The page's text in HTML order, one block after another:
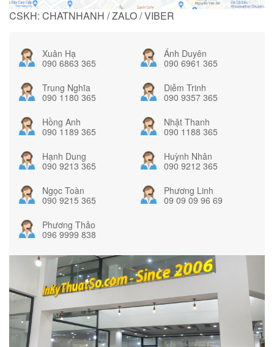
CSKH: CHATNHANH / ZALO / VIBER
Xuân Hạ
090 6863 365
Ánh Duyên
090 6961 365
Trung Nghĩa
090 1180 365
Diễm Trinh
090 9357 365
Hồng Anh
090 1189 365
Nhật Thanh
090 1188 365
Hạnh Dung
090 9213 365
Huỳnh Nhân
090 9212 365
Ngọc Toàn
090 9215 365
Phương Linh
09 09 09 96 69
Phương Thảo
096 9999 838